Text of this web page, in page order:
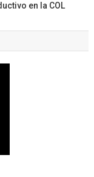
en la COL